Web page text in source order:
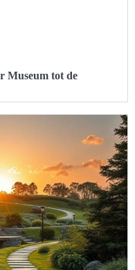
Museum tot de